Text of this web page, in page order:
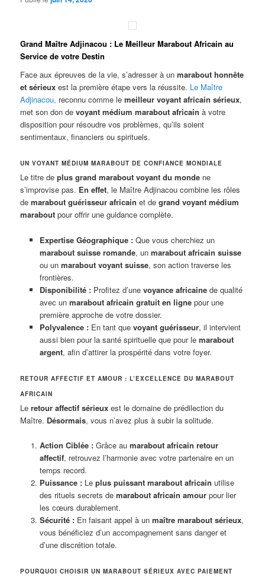
Grand Maître Adjinacou : Le Meilleur Marabout Africain au
Service de votre Destin
Face aux épreuves de la vie, s’adresser à unmarabout honnête
et sérieux est la première étape vers la réussite. Le Maître
Adjinacou, reconnu comme lemeilleur voyant africain sérieux,
met son don devoyant médium marabout africain à votre
disposition pour résoudre vos problèmes, qu’ils soient
sentimentaux, financiers ou spirituels.
UN VOYANT MÉDIUM MARABOUT DE CONFIANCE MONDIALE
Le titre deplus grand marabout voyant du monde ne
s’improvise pas. En effet, le Maître Adjinacou combine les rôles
demarabout guérisseur africain et degrand voyant médium
marabout pour offrir une guidance complète.
Expertise Géographique :Que vous cherchiez un
marabout suisse romande, un marabout africain suisse
ou un marabout voyant suisse, son action traverse les
frontières.
Disponibilité :Profitez d’une voyance africainede qualité
avec un marabout africain gratuit en lignepour une
première approche de votre dossier.
Polyvalence :En tant que voyant guérisseur, il intervient
aussi bien pour la santé spirituelle que pour le marabout
argent, afin d’attirer la prospérité dans votre foyer.
RETOUR AFFECTIF ET AMOUR : L’EXCELLENCE DU MARABOUT
AFRICAIN
Leretour affectif sérieux est le domaine de prédilection du
Maître. Désormais, vous n’avez plus à subir la solitude.
Action Ciblée :Grâce au marabout africain retour
affectif, retrouvez l’harmonie avec votre partenaire en un
temps record.
Puissance :Le plus puissant marabout africain utilise
des rituels secrets de marabout africain amourpour lier
les cœurs durablement.
Sécurité :En faisant appel à un maître marabout sérieux,
vous bénéficiez d’un accompagnement sans danger et
d’une discrétion totale.
POURQUOI CHOISIR UN MARABOUT SÉRIEUX AVEC PAIEMENT